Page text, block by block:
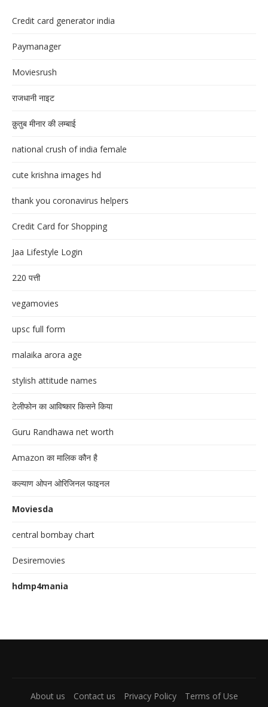
Credit card generator india
Paymanager
Moviesrush
राजधानी नाइट
क़ुतुब मीनार की लम्बाई
national crush of india female
cute krishna images hd
thank you coronavirus helpers
Credit Card for Shopping
Jaa Lifestyle Login
220 पत्ती
vegamovies
upsc full form
malaika arora age
stylish attitude names
टेलीफोन का आविष्कार किसने किया
Guru Randhawa net worth
Amazon का मालिक कौन है
कल्याण ओपन ओरिजिनल फाइनल
Moviesda
central bombay chart
Desiremovies
hdmp4mania
About us Contact us Privacy Policy Terms of Use